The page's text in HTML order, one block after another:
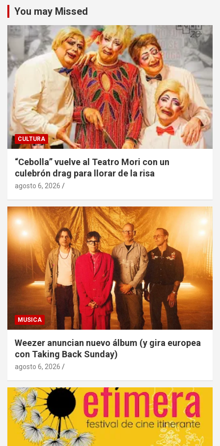
You may Missed
CULTURA
“Cebolla” vuelve al Teatro Mori con un
culebrón drag para llorar de la risa
agosto 6, 2026
MUSICA
Weezer anuncian nuevo álbum (y gira europea
con Taking Back Sunday)
agosto 6, 2026